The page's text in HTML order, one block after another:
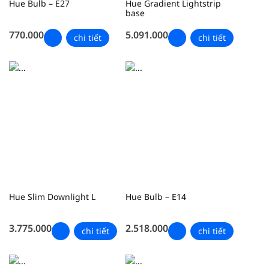
Hue Bulb – E27
770.000 chi tiết
Hue Gradient Lightstrip
base
5.091.000 chi tiết
Hue Slim Downlight L
3.775.000 chi tiết
Hue Bulb – E14
2.518.000 chi tiết